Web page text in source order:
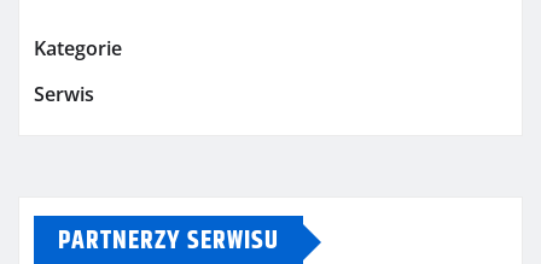
Kategorie
Serwis
PARTNERZY SERWISU